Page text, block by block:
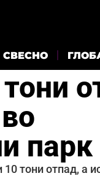
СВЕСНО
парк
тони отпад, а